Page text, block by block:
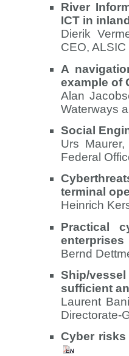
River
ICT in
Dierik
CEO,
A
example of
Alan
Waterways
Social
Urs
Federal
terminal
Heinrich
Practical
enterprises
Bernd
Ship/
sufficient
Laurent
Directorate-
Cyber